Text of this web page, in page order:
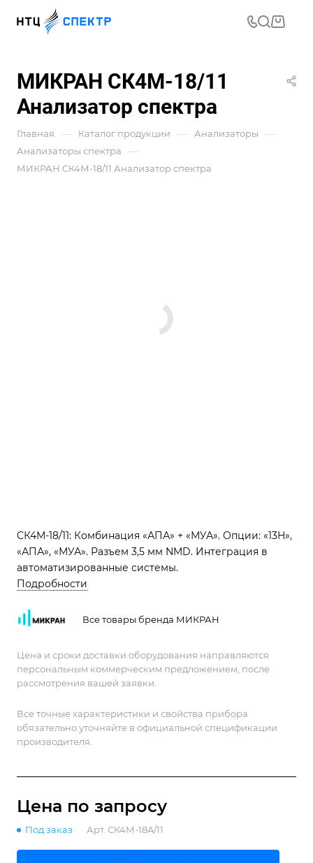
МИКРАН СК4М-18/11
Анализатор спектра
Главная — Каталог продукции — Анализаторы —
Анализаторы спектра —
МИКРАН СК4М-18/11 Анализатор спектра
СК4М-18/11: Комбинация «АПА» + «МУА». Опции: «13H»,
«АПА», «МУА». Разъем 3,5 мм NMD. Интеграция в
автоматизированные системы.
Подробности
Все товары бренда МИКРАН
Цена и сроки доставки оборудования направляются
персональным коммерческим предложением, после
рассмотрения вашей заявки.
Все точные характеристики и свойства прибора
обязательно уточняйте в официальной спецификации
производителя.
Цена по запросу
Под заказ Арт. СК4М-18A/11